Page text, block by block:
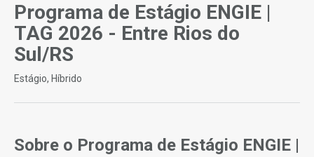
Programa de Estágio ENGIE |
TAG 2026 - Entre Rios do
Sul/RS
Estágio, Híbrido
Sobre o Programa de Estágio ENGIE |